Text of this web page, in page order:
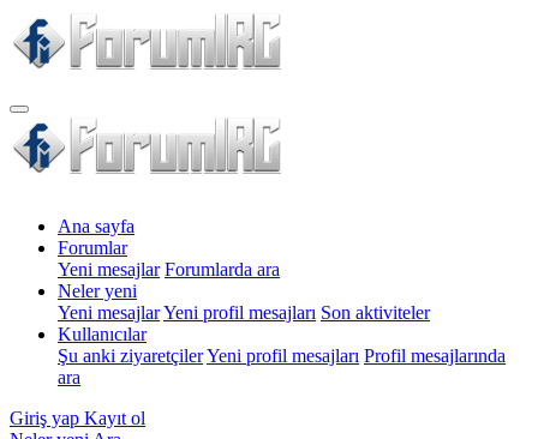
Ana sayfa
Forumlar
Yeni mesajlar Forumlarda ara
Neler yeni
Yeni mesajlarYeni profil mesajları Son aktiviteler
Kullanıcılar
Şu anki ziyaretçilerYeni profil mesajları Profil mesajlarında
ara
Giriş yap Kayıt ol